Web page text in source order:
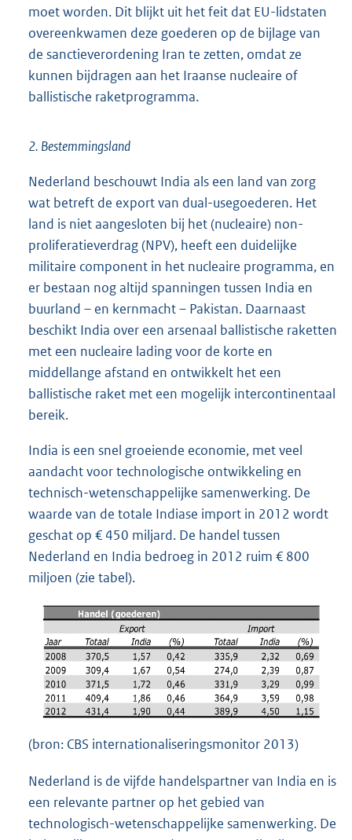
moet worden. Dit blijkt uit het feit dat EU-lidstaten
overeenkwamen deze goederen op de bijlage van
de sanctieverordening Iran te zetten, omdat ze
kunnen bijdragen aan het Iraanse nucleaire of
ballistische raketprogramma.
2. Bestemmingsland
Nederland beschouwt India als een land van zorg
wat betreft de export van dual-usegoederen. Het
land is niet aangesloten bij het (nucleaire) non-
proliferatieverdrag (NPV), heeft een duidelijke
militaire component in het nucleaire programma, en
er bestaan nog altijd spanningen tussen India en
buurland – en kernmacht – Pakistan. Daarnaast
beschikt India over een arsenaal ballistische raketten
met een nucleaire lading voor de korte en
middellange afstand en ontwikkelt het een
ballistische raket met een mogelijk intercontinentaal
bereik.
India is een snel groeiende economie, met veel
aandacht voor technologische ontwikkeling en
technisch-wetenschappelijke samenwerking. De
waarde van de totale Indiase import in 2012 wordt
geschat op € 450 miljard. De handel tussen
Nederland en India bedroeg in 2012 ruim € 800
miljoen (zie tabel).
(bron: CBS internationaliseringsmonitor 2013)
Nederland is de vijfde handelspartner van India en is
een relevante partner op het gebied van
technologisch-wetenschappelijke samenwerking. De